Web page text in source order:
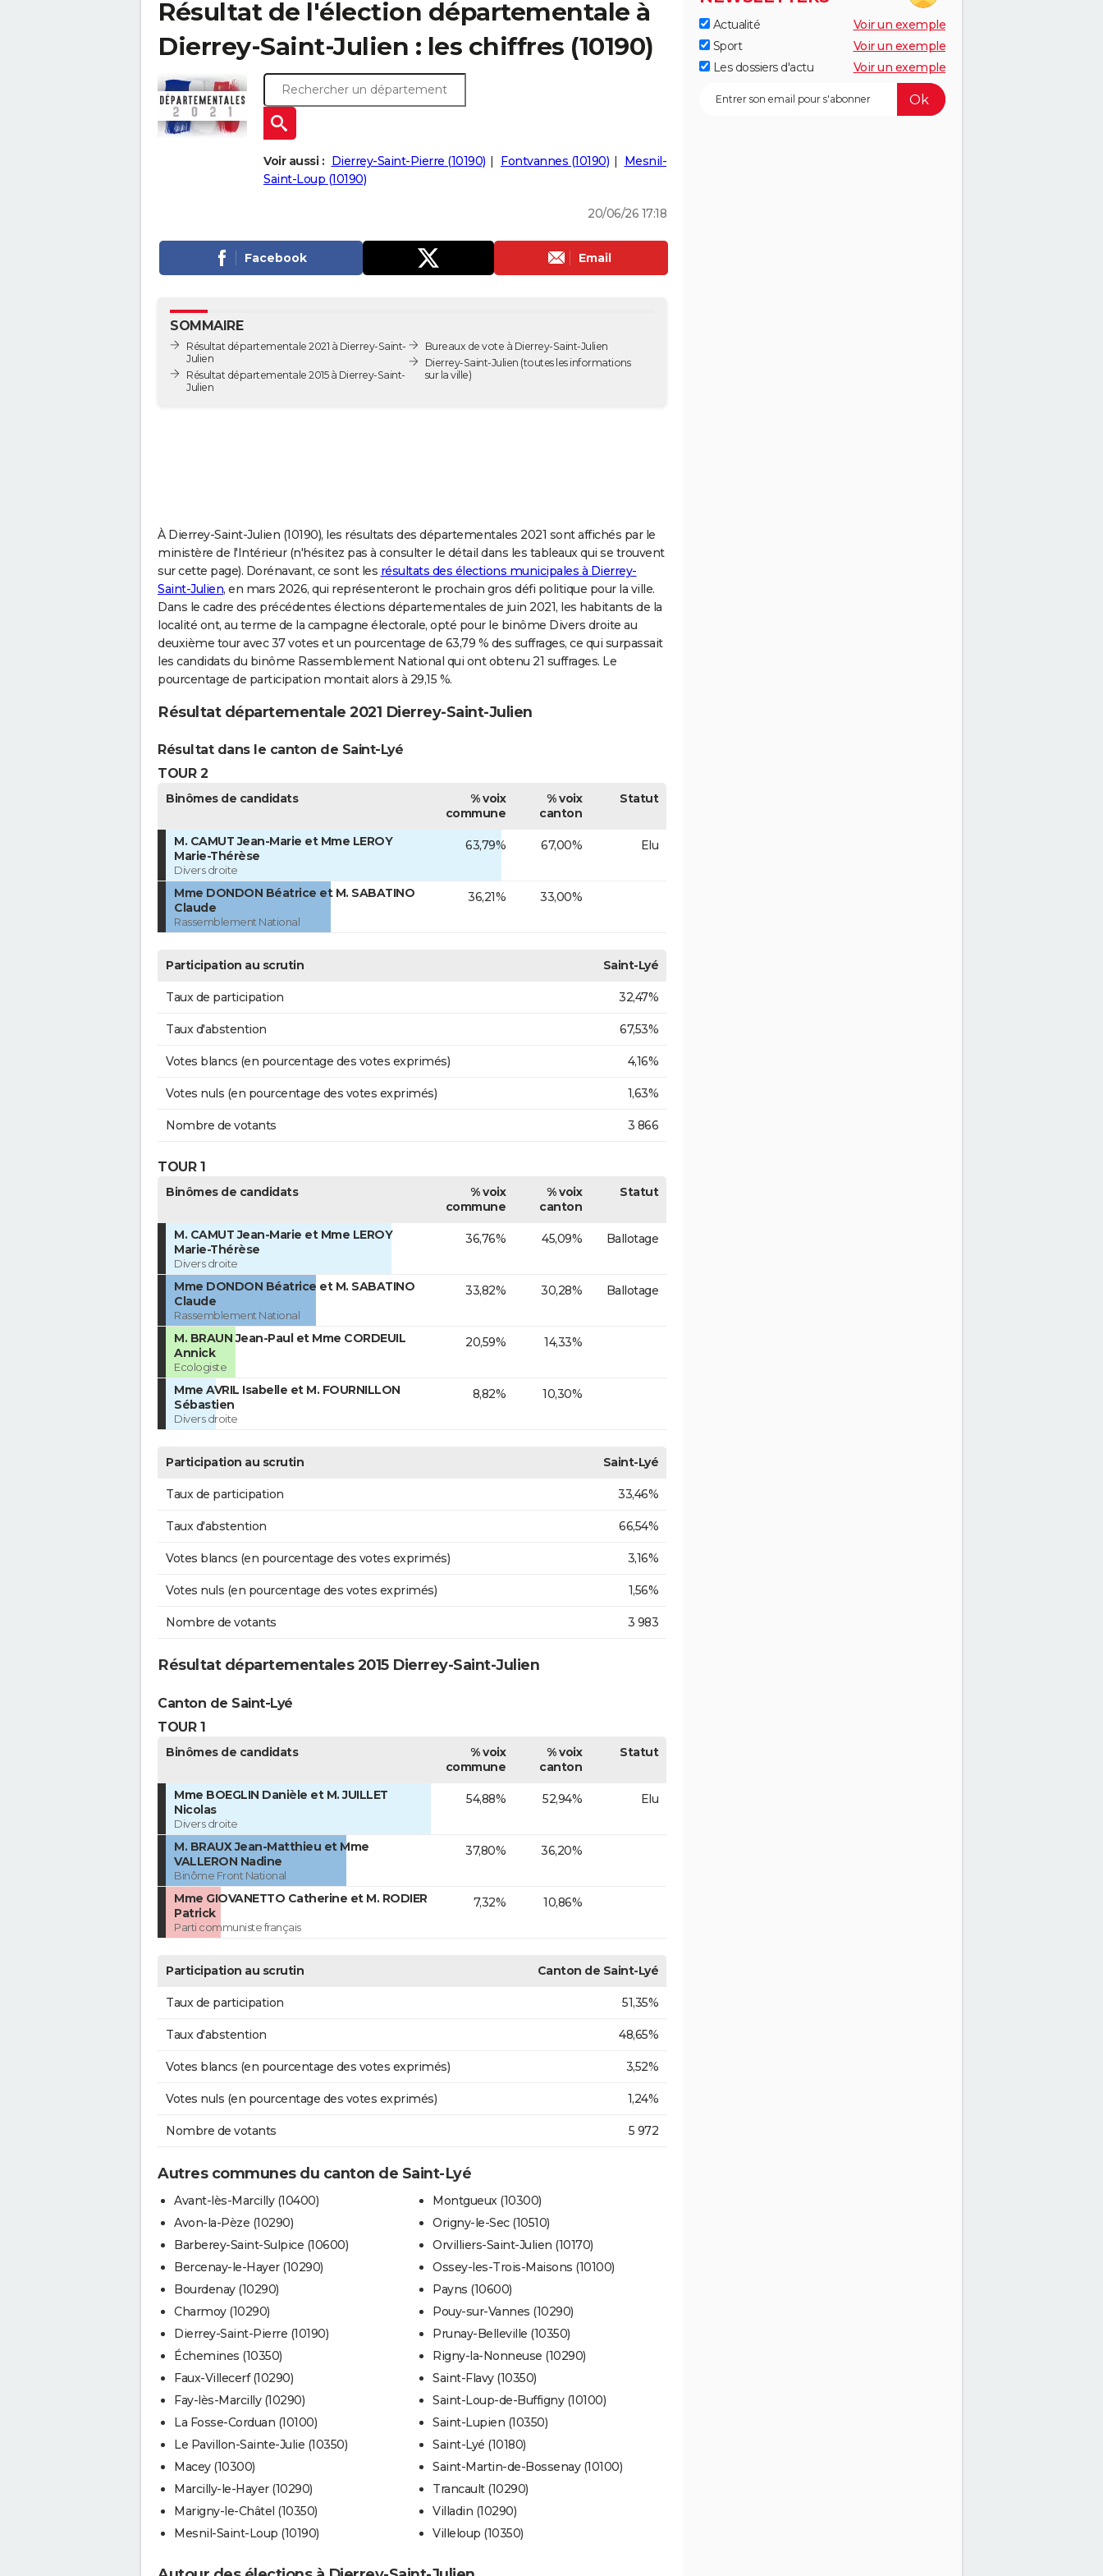
Résultat de l'élection départementale à
Dierrey-Saint-Julien : les chiffres (10190)
Voir aussi : Dierrey-Saint-Pierre (10190) Fontvannes (10190)
Mesnil-
Saint-Loup (10190)
20/06/26 17:18
Facebook Email
SOMMAIRE
Résultat départementale 2021 à Dierrey-Saint-
Julien
Résultat départementale 2015 à Dierrey-Saint-
Julien
Bureaux de vote à Dierrey-Saint-Julien
Dierrey-Saint-Julien (toutes les informations
sur la ville)
À Dierrey-Saint-Julien (10190), les résultats des départementales 2021 sont affichés par le
ministère de l'Intérieur (n'hésitez pas à consulter le détail dans les tableaux qui se trouvent
sur cette page). Dorénavant, ce sont les résultats des élections municipales à Dierrey-
Saint-Julien, en mars 2026, qui représenteront le prochain gros défi politique pour la ville.
Dans le cadre des précédentes élections départementales de juin 2021, les habitants de la
localité ont, au terme de la campagne électorale, opté pour le binôme Divers droite au
deuxième tour avec 37 votes et un pourcentage de 63,79 % des suffrages, ce qui surpassait
les candidats du binôme Rassemblement National qui ont obtenu 21 suffrages. Le
pourcentage de participation montait alors à 29,15 %.
Résultat départementale 2021 Dierrey-Saint-Julien
Résultat dans le canton de Saint-Lyé
TOUR 2
Binômes de candidats
% voix
commune
% voix
canton
Statut
M. CAMUT Jean-Marie et Mme LEROY
Marie-Thérèse
Divers droite
63,79% 67,00% Elu
Mme DONDON Béatrice et M. SABATINO
Claude
Rassemblement National
36,21% 33,00%
Participation au scrutin Saint-Lyé
Taux de participation 32,47%
Taux d'abstention 67,53%
Votes blancs (en pourcentage des votes exprimés) 4,16%
Votes nuls (en pourcentage des votes exprimés) 1,63%
Nombre de votants 3 866
TOUR 1
Binômes de candidats
% voix
commune
% voix
canton
Statut
M. CAMUT Jean-Marie et Mme LEROY
Marie-Thérèse
Divers droite
36,76% 45,09% Ballotage
Mme DONDON Béatrice et M. SABATINO
Claude
Rassemblement National
33,82% 30,28% Ballotage
M. BRAUN Jean-Paul et Mme CORDEUIL
Annick
Ecologiste
20,59% 14,33%
Mme AVRIL Isabelle et M. FOURNILLON
Sébastien
Divers droite
8,82% 10,30%
Participation au scrutin Saint-Lyé
Taux de participation 33,46%
Taux d'abstention 66,54%
Votes blancs (en pourcentage des votes exprimés) 3,16%
Votes nuls (en pourcentage des votes exprimés) 1,56%
Nombre de votants 3 983
Résultat départementales 2015 Dierrey-Saint-Julien
Canton de Saint-Lyé
TOUR 1
Binômes de candidats
% voix
commune
% voix
canton
Statut
Mme BOEGLIN Danièle et M. JUILLET
Nicolas
Divers droite
54,88% 52,94% Elu
M. BRAUX Jean-Matthieu et Mme
VALLERON Nadine
Binôme Front National
37,80% 36,20%
Mme GIOVANETTO Catherine et M. RODIER
Patrick
Parti communiste français
7,32% 10,86%
Participation au scrutin Canton de Saint-Lyé
Taux de participation 51,35%
Taux d'abstention 48,65%
Votes blancs (en pourcentage des votes exprimés) 3,52%
Votes nuls (en pourcentage des votes exprimés) 1,24%
Nombre de votants 5 972
Autres communes du canton de Saint-Lyé
Avant-lès-Marcilly (10400)
Avon-la-Pèze (10290)
Barberey-Saint-Sulpice (10600)
Bercenay-le-Hayer (10290)
Bourdenay (10290)
Charmoy (10290)
Dierrey-Saint-Pierre (10190)
Échemines (10350)
Faux-Villecerf (10290)
Fay-lès-Marcilly (10290)
La Fosse-Corduan (10100)
Le Pavillon-Sainte-Julie (10350)
Macey (10300)
Marcilly-le-Hayer (10290)
Marigny-le-Châtel (10350)
Mesnil-Saint-Loup (10190)
Montgueux (10300)
Origny-le-Sec (10510)
Orvilliers-Saint-Julien (10170)
Ossey-les-Trois-Maisons (10100)
Payns (10600)
Pouy-sur-Vannes (10290)
Prunay-Belleville (10350)
Rigny-la-Nonneuse (10290)
Saint-Flavy (10350)
Saint-Loup-de-Buffigny (10100)
Saint-Lupien (10350)
Saint-Lyé (10180)
Saint-Martin-de-Bossenay (10100)
Trancault (10290)
Villadin (10290)
Villeloup (10350)
Actualité
Voir un exemple
Sport
Voir un exemple
Les dossiers d'actu
Voir un exemple